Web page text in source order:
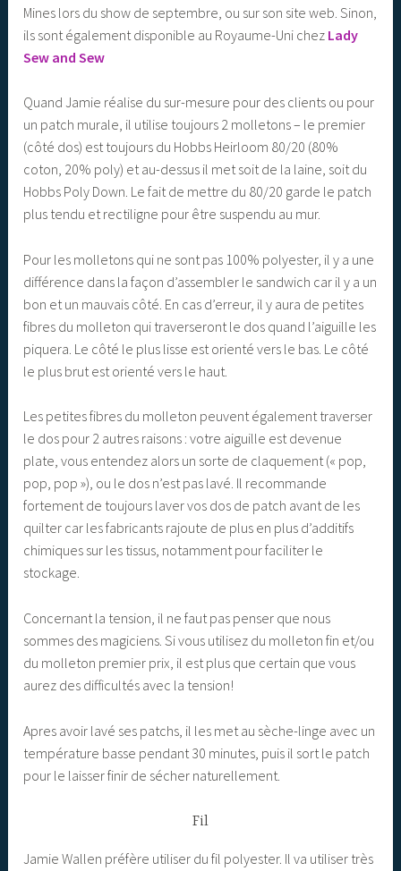
Mines lors du show de septembre, ou sur son site web. Sinon,
ils sont également disponible au Royaume-Uni chez Lady
Sew and Sew
Quand Jamie réalise du sur-mesure pour des clients ou pour
un patch murale, il utilise toujours 2 molletons – le premier
(côté dos) est toujours du Hobbs Heirloom 80/20 (80%
coton, 20% poly) et au-dessus il met soit de la laine, soit du
Hobbs Poly Down. Le fait de mettre du 80/20 garde le patch
plus tendu et rectiligne pour être suspendu au mur.
Pour les molletons qui ne sont pas 100% polyester, il y a une
différence dans la façon d’assembler le sandwich car il y a un
bon et un mauvais côté. En cas d’erreur, il y aura de petites
fibres du molleton qui traverseront le dos quand l’aiguille les
piquera. Le côté le plus lisse est orienté vers le bas. Le côté
le plus brut est orienté vers le haut.
Les petites fibres du molleton peuvent également traverser
le dos pour 2 autres raisons : votre aiguille est devenue
plate, vous entendez alors un sorte de claquement (« pop,
pop, pop »), ou le dos n’est pas lavé. Il recommande
fortement de toujours laver vos dos de patch avant de les
quilter car les fabricants rajoute de plus en plus d’additifs
chimiques sur les tissus, notamment pour faciliter le
stockage.
Concernant la tension, il ne faut pas penser que nous
sommes des magiciens. Si vous utilisez du molleton fin et/ou
du molleton premier prix, il est plus que certain que vous
aurez des difficultés avec la tension!
Apres avoir lavé ses patchs, il les met au sèche-linge avec un
température basse pendant 30 minutes, puis il sort le patch
pour le laisser finir de sécher naturellement.
Fil
Jamie Wallen préfère utiliser du fil polyester. Il va utiliser très